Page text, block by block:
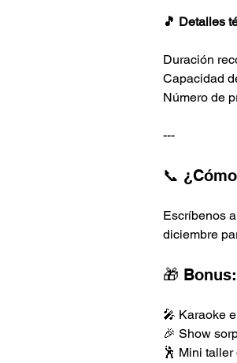
🎵 Detalles
Duración
Capacidad
Número de
---
📞
Escríbenos
diciembre
🎁
🎤 Karaoke
🎉 Show
🕺 Mini